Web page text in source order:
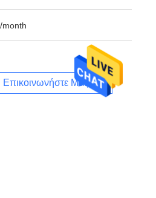
month
Επικοινωνήστε Μαζί Μας